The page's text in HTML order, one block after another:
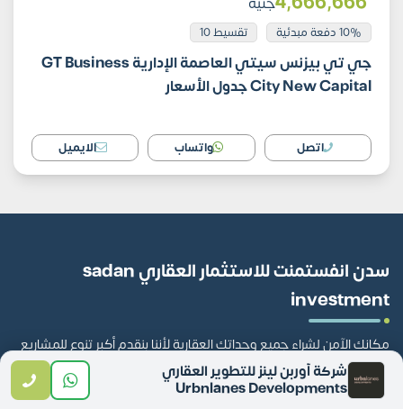
10% دفعة مبدئية تقسيط 10
جي تي بيزنس سيتي العاصمة الإدارية GT Business
City New Capital جدول الأسعار
اتصل واتساب الايميل
سدن انفستمنت للاستثمار العقاري sadan
investment
مكانك الآمن لشراء جميع وحداتك العقارية لأننا بنقدم أكبر تنوع للمشاريع
وأفضل تجربة لخدمات مابعد البيع سدن مش بس وسيط عقاري
شركة أوربن لينز للتطوير العقاري
Urbnlanes Developments